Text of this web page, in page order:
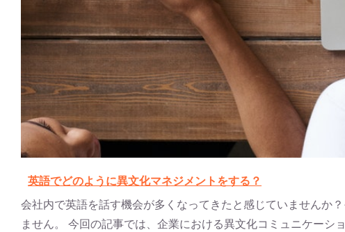
英語でどのように異文化マネジメントをする？
会社内で英語を話す機会が多くなってきたと感じていませんか
ません。 今回の記事では、企業における異文化コミュニケー